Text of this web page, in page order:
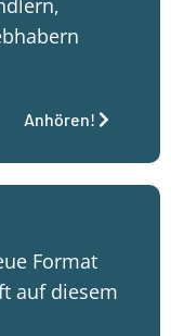
Anhören!
Format
auf diesem